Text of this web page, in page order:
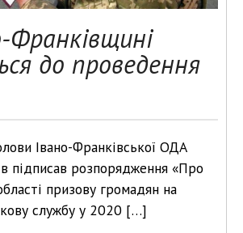
Франківщині
до проведення
Івано-Франківської ОДА
підписав розпорядження «Про
призову громадян на
службу у 2020 […]